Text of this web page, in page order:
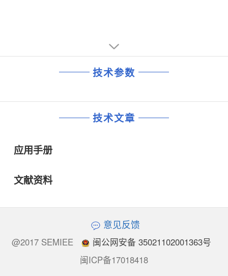
技术参数
技术文章
应用手册
文献资料
意见反馈
@2017 SEMIEE
闽公网安备 35021102001363号
闽ICP备17018418